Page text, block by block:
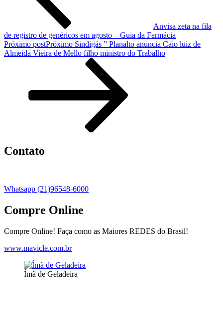
Anvisa zeta na fila
de registro de genéricos em agosto – Guia da Farmácia
Próximo postPróximo Sindigás ” Planalto anuncia Caio luiz de
Almeida Vieira de Mello filho ministro do Trabalho
Contato
Whatsapp (21)96548-6000
Compre Online
Compre Online! Faça como as Maiores REDES do Brasil!
www.mavicle.com.br
Ímã de Geladeira